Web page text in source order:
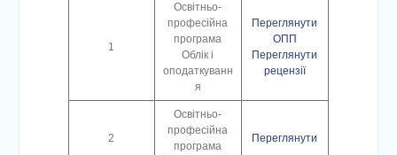
1
Освітньо-
професійна
програма
Облік і
оподаткуванн
я
Переглянути
ОПП
Переглянути
рецензії
2
Освітньо-
професійна
програма
Переглянути